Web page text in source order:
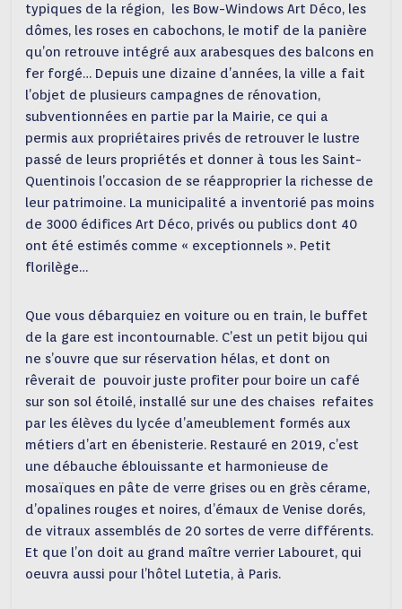
typiques de la région, les Bow-Windows Art Déco, les
dômes, les roses en cabochons, le motif de la panière
qu’on retrouve intégré aux arabesques des balcons en
fer forgé… Depuis une dizaine d’années, la ville a fait
l’objet de plusieurs campagnes de rénovation,
subventionnées en partie par la Mairie, ce qui a
permis aux propriétaires privés de retrouver le lustre
passé de leurs propriétés et donner à tous les Saint-
Quentinois l’occasion de se réapproprier la richesse de
leur patrimoine. La municipalité a inventorié pas moins
de 3000 édifices Art Déco, privés ou publics dont 40
ont été estimés comme « exceptionnels ». Petit
florilège…
Que vous débarquiez en voiture ou en train, le buffet
de la gare est incontournable. C’est un petit bijou qui
ne s’ouvre que sur réservation hélas, et dont on
rêverait de pouvoir juste profiter pour boire un café
sur son sol étoilé, installé sur une des chaises refaites
par les élèves du lycée d’ameublement formés aux
métiers d’art en ébenisterie. Restauré en 2019, c’est
une débauche éblouissante et harmonieuse de
mosaïques en pâte de verre grises ou en grès cérame,
d’opalines rouges et noires, d’émaux de Venise dorés,
de vitraux assemblés de 20 sortes de verre différents.
Et que l’on doit au grand maître verrier Labouret, qui
oeuvra aussi pour l’hôtel Lutetia, à Paris.